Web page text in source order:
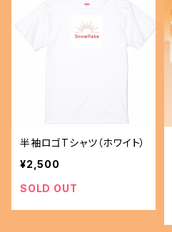
半袖ロゴTシャツ（ホワイト）
¥2,500
SOLD OUT